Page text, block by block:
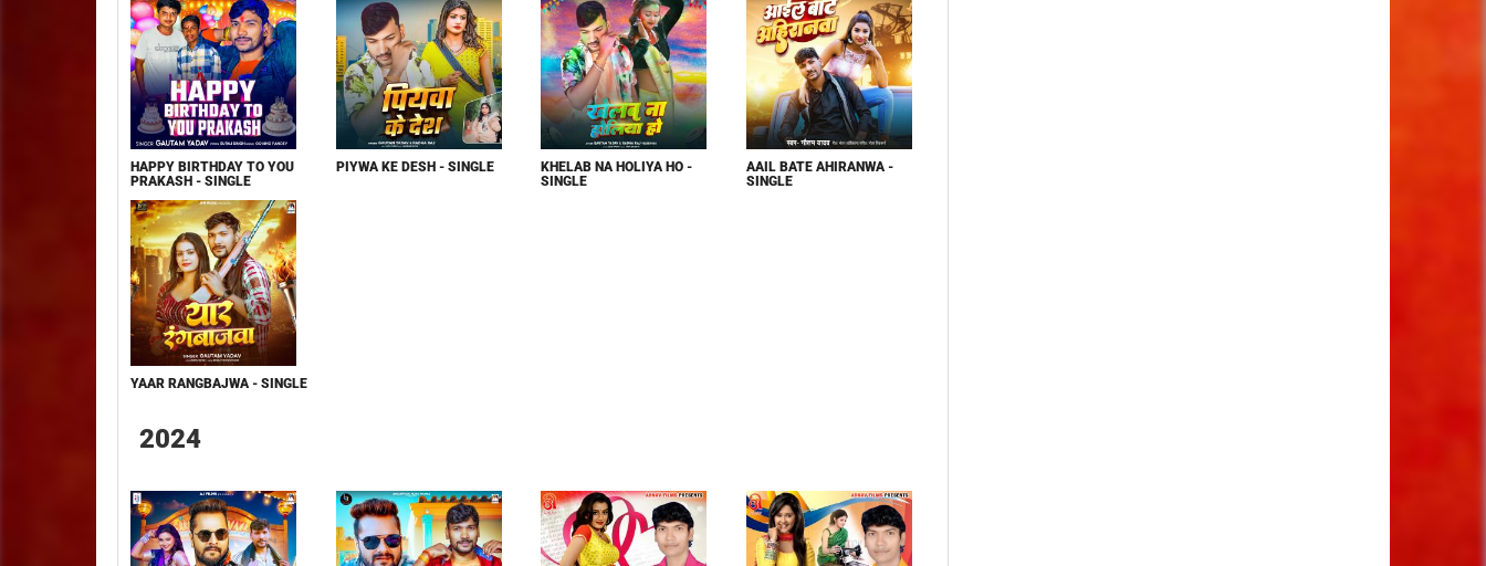
HAPPY BIRTHDAY TO YOU
PRAKASH - SINGLE
PIYWA KE DESH - SINGLE
KHELAB NA HOLIYA HO -
SINGLE
AAIL BATE AHIRANWA -
SINGLE
YAAR RANGBAJWA - SINGLE
2024